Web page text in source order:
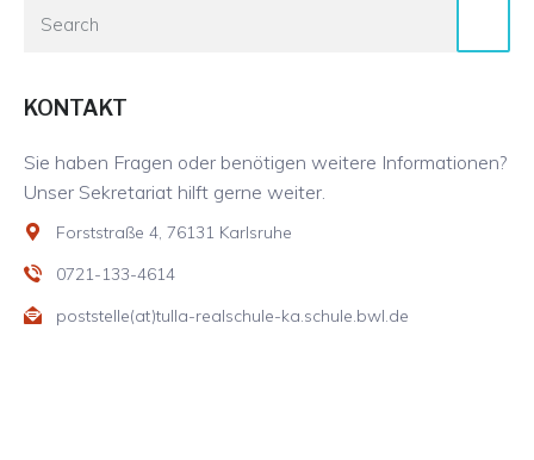
KONTAKT
Sie haben Fragen oder benötigen weitere Informationen?
Unser Sekretariat hilft gerne weiter.
Forststraße 4, 76131 Karlsruhe
0721-133-4614
poststelle(at)tulla-realschule-ka.schule.bwl.de